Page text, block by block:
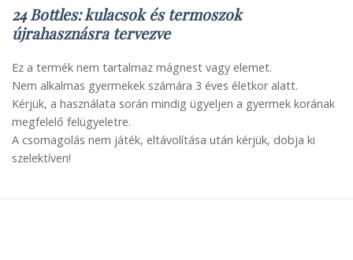
24 Bottles: kulacsok és termoszok
újrahasznásra tervezve
Ez a termék nem tartalmaz mágnest vagy elemet.
Nem alkalmas gyermekek számára 3 éves életkor alatt.
Kérjük, a használata során mindig ügyeljen a gyermek korának
megfelelő felügyeletre.
A csomagolás nem játék, eltávolítása után kérjük, dobja ki
szelektíven!